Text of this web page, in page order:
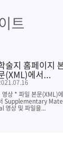
트
술지 홈페이지
(XML)에서...
영상 * 파일 본문(XML)에
Supplementary
영상 및 파일을...